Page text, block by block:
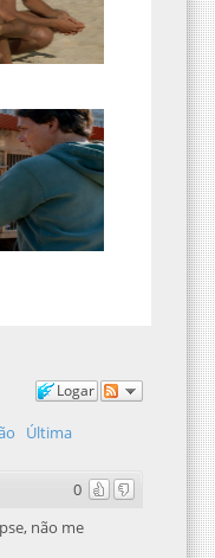
Logar
Última
0
não me